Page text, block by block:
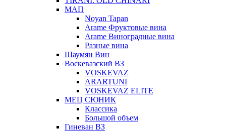
МАП
Noyan Tapan
Arame Фруктовые вина
Arame Виноградные вина
Разные вина
Шаумян Вин
Воскевазский ВЗ
VOSKEVAZ
ARARTUNI
VOSKEVAZ ELITE
МЕЦ СЮНИК
Классика
Большой объем
Гиневан ВЗ